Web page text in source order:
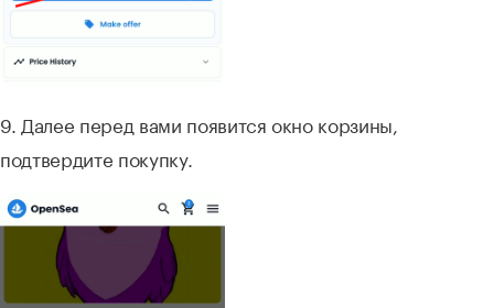
9. Далее перед вами появится окно корзины,
подтвердите покупку.